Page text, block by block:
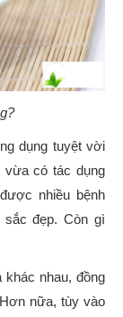
dụng tuyệt vời
vừa có tác dụng
nhiều bệnh
đẹp. Còn gì
nhau, đồng
nữa, tùy vào